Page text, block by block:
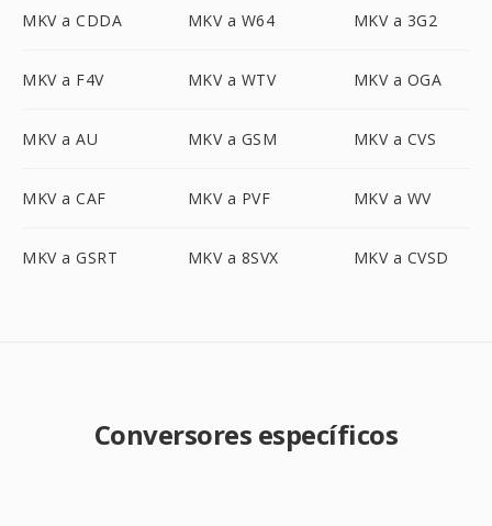
MKV a CDDA MKV a W64 MKV a 3G2
MKV a F4V MKV a WTV MKV a OGA
MKV a AU MKV a GSM MKV a CVS
MKV a CAF MKV a PVF MKV a WV
MKV a GSRT MKV a 8SVX MKV a CVSD
Conversores específicos